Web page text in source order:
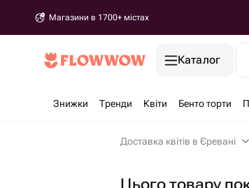
Магазини в 1700+ містах
Каталог
Знижки Тренди Квіти Бенто торти
Доставка квітів в Єревані
Цього товару